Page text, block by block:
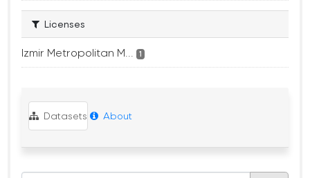
Licenses
Izmir Metropolitan M... 1
Datasets About